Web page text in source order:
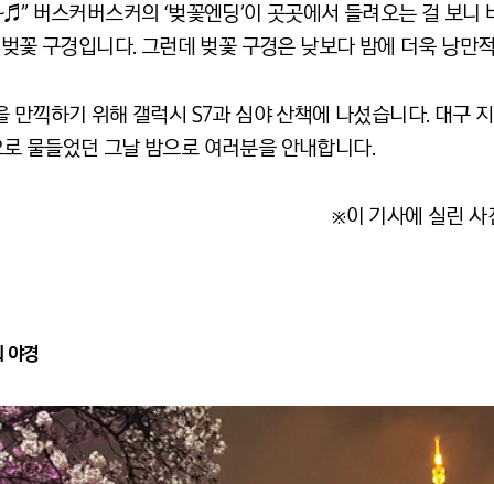
버스커버스커의 ‘벚꽃엔딩’이 곳곳에서 들려오는 걸 보
꽃 구경입니다. 그런데 벚꽃 구경은 낮보다 밤에 더욱 낭만
만끽하기 위해 갤럭시 S7과 심야 산책에 나섰습니다. 대구
물들었던 그날 밤으로 여러분을 안내합니다.
※이 기사에 실린 사
야경